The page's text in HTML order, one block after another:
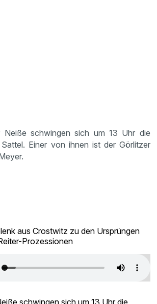
schwingen sich um 13 Uhr die
Einer von ihnen ist der Görlitzer
aus Crostwitz zu den Ursprüngen
Prozessionen
schwingen sich um 13 Uhr die